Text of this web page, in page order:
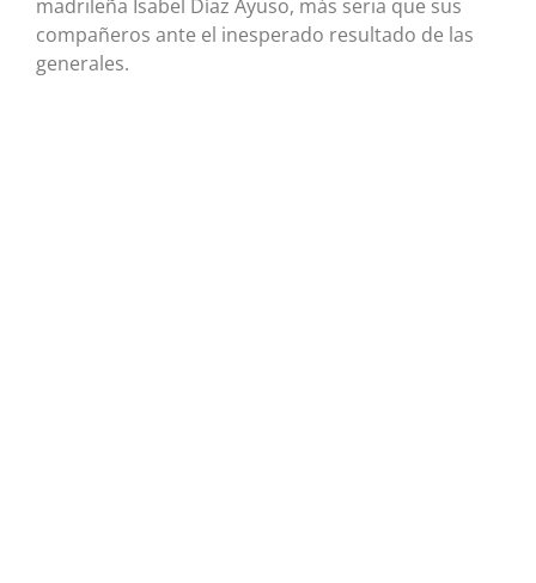
madrileña Isabel Díaz Ayuso, más seria que sus
compañeros ante el inesperado resultado de las
generales.